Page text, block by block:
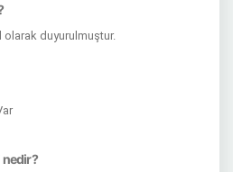
olarak duyurulmuştur.
nedir?